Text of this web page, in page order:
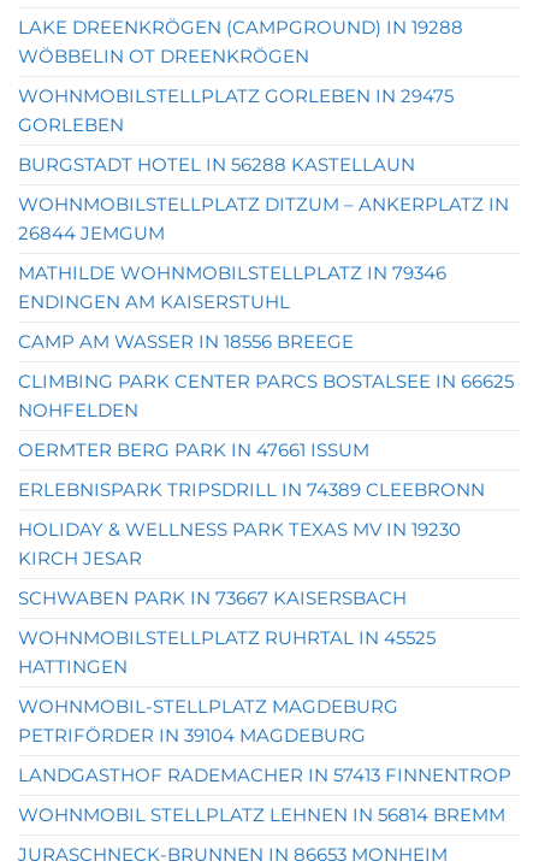
LAKE DREENKRÖGEN (CAMPGROUND) IN 19288
WÖBBELIN OT DREENKRÖGEN
WOHNMOBILSTELLPLATZ GORLEBEN IN 29475
GORLEBEN
BURGSTADT HOTEL IN 56288 KASTELLAUN
WOHNMOBILSTELLPLATZ DITZUM – ANKERPLATZ IN
26844 JEMGUM
MATHILDE WOHNMOBILSTELLPLATZ IN 79346
ENDINGEN AM KAISERSTUHL
CAMP AM WASSER IN 18556 BREEGE
CLIMBING PARK CENTER PARCS BOSTALSEE IN 66625
NOHFELDEN
OERMTER BERG PARK IN 47661 ISSUM
ERLEBNISPARK TRIPSDRILL IN 74389 CLEEBRONN
HOLIDAY & WELLNESS PARK TEXAS MV IN 19230
KIRCH JESAR
SCHWABEN PARK IN 73667 KAISERSBACH
WOHNMOBILSTELLPLATZ RUHRTAL IN 45525
HATTINGEN
WOHNMOBIL-STELLPLATZ MAGDEBURG
PETRIFÖRDER IN 39104 MAGDEBURG
LANDGASTHOF RADEMACHER IN 57413 FINNENTROP
WOHNMOBIL STELLPLATZ LEHNEN IN 56814 BREMM
JURASCHNECK-BRUNNEN IN 86653 MONHEIM